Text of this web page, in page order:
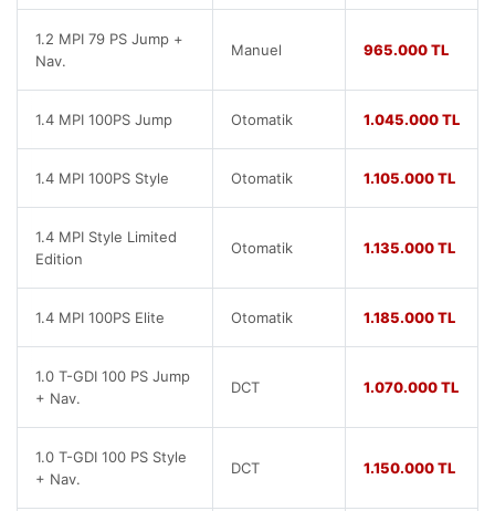
1.2 MPI 79 PS Jump +
Nav.
Manuel 965.000 TL
1.4 MPI 100PS Jump Otomatik 1.045.000 TL
1.4 MPI 100PS Style Otomatik 1.105.000 TL
1.4 MPI Style Limited
Edition
Otomatik 1.135.000 TL
1.4 MPI 100PS Elite Otomatik 1.185.000 TL
1.0 T-GDI 100 PS Jump
+ Nav.
DCT 1.070.000 TL
1.0 T-GDI 100 PS Style
+ Nav.
DCT 1.150.000 TL